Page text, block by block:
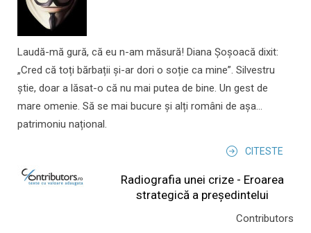
Laudă-mă gură, că eu n-am măsură! Diana Șoșoacă dixit:
„Cred că toți bărbații și-ar dori o soție ca mine”. Silvestru
știe, doar a lăsat-o că nu mai putea de bine. Un gest de
mare omenie. Să se mai bucure și alți români de așa...
patrimoniu național.
CITESTE
Radiografia unei crize - Eroarea
strategică a președintelui
Contributors